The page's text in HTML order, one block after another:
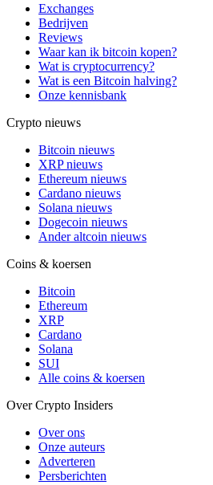
Exchanges
Bedrijven
Reviews
Waar kan ik bitcoin kopen?
Wat is cryptocurrency?
Wat is een Bitcoin halving?
Onze kennisbank
Crypto nieuws
Bitcoin nieuws
XRP nieuws
Ethereum nieuws
Cardano nieuws
Solana nieuws
Dogecoin nieuws
Ander altcoin nieuws
Coins & koersen
Bitcoin
Ethereum
XRP
Cardano
Solana
SUI
Alle coins & koersen
Over Crypto Insiders
Over ons
Onze auteurs
Adverteren
Persberichten